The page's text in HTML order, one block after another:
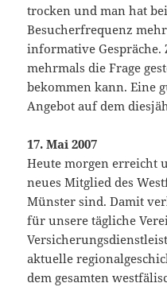
trocken und man hat
Besucherfrequenz
informative
mehrmals die Frage
bekommen kann. Eine
Angebot auf dem
17. Mai 2007
Heute morgen erreicht
neues Mitglied des
Münster sind. Damit
für unsere tägliche
aktuelle
dem gesamten